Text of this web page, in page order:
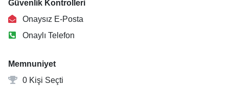
Güvenlik Kontrolleri
Onaysız E-Posta
Onaylı Telefon
Memnuniyet
0 Kişi Seçti